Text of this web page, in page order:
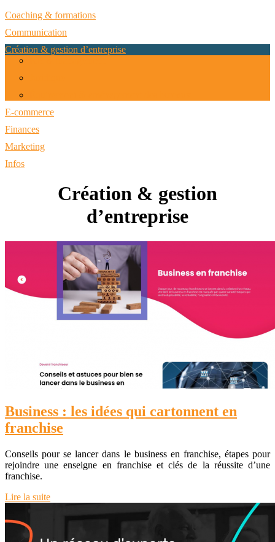
Coaching & formations
Communication
Création & gestion d’entreprise
E-commerce
Finances
Marketing
Infos
Création & gestion
d’entreprise
Business : les idées qui cartonnent en
franchise
Conseils pour se lancer dans le business en franchise, étapes pour
rejoindre une enseigne en franchise et clés de la réussite d’une
franchise.
Lire la suite